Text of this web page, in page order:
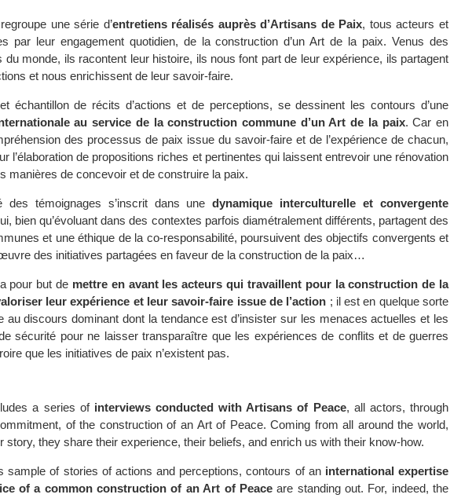
une série d’entretiens réalisés auprès d’Artisans de Paix, tous acteurs et
par leur engagement quotidien, de la construction d’un Art de la paix. Venus des
du monde, ils racontent leur histoire, ils nous font part de leur expérience, ils partagent
et nous enrichissent de leur savoir-faire.
échantillon de récits d’actions et de perceptions, se dessinent les contours d’une
au service de la construction commune d’un Art de la paix. Car en
des processus de paix issue du savoir-faire et de l’expérience de chacun,
l’élaboration de propositions riches et pertinentes qui laissent entrevoir une rénovation
manières de concevoir et de construire la paix.
des témoignages s’inscrit dans unedynamique interculturelle et convergente
bien qu’évoluant dans des contextes parfois diamétralement différents, partagent des
et une éthique de la co-responsabilité, poursuivent des objectifs convergents et
des initiatives partagées en faveur de la construction de la paix…
pour but de mettre en avant les acteurs qui travaillent pour la construction de la
leur expérience et leur savoir-faire issue de l’action ; il est en quelque sorte
au discours dominant dont la tendance est d’insister sur les menaces actuelles et les
sécurité pour ne laisser transparaître que les expériences de conflits et de guerres
que les initiatives de paix n’existent pas.
a series of interviews conducted with Artisans of Peace, all actors, through
of the construction of an Art of Peace. Coming from all around the world,
story, they share their experience, their beliefs, and enrich us with their know-how.
sample of stories of actions and perceptions, contours of an international expertise
of a common construction of an Art of Peaceare standing out. For, indeed, the